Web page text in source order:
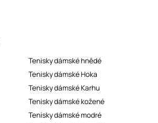
Tenisky dámské hnědé
Tenisky dámské Hoka
Tenisky dámské Karhu
Tenisky dámské kožené
Tenisky dámské modré